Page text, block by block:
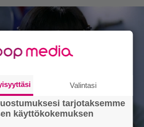
Valintasi
tarjotaksemme
käyttökokemuksen